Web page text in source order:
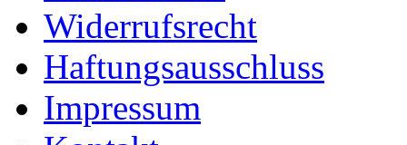
Widerrufsrecht
Haftungsausschluss
Impressum